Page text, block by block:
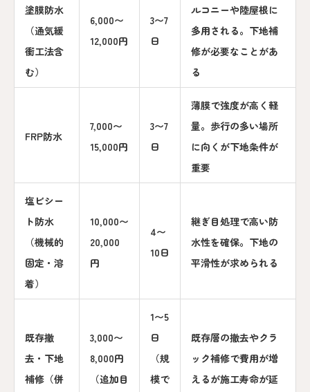
塗膜防水
（通気緩
衝工法含
む）
6,000〜
12,000円
3〜7
日
ルコニーや陸屋根に
多用される。下地補
修が必要なことがあ
る
FRP防水
7,000〜
15,000円
3〜7
日
薄膜で強度が高く軽
量。歩行の多い場所
に向くが下地条件が
重要
塩ビシー
ト防水
（機械的
固定・溶
着）
10,000〜
20,000
円
4〜
10日
継ぎ目処理で高い防
水性を確保。下地の
平滑性が求められる
既存撤
去・下地
補修（併
3,000〜
8,000円
（追加目
1〜5
日
（規
模で
既存層の撤去やクラ
ック補修で費用が増
えるが施工寿命が延